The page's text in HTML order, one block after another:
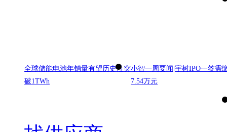
全球储能电池年销量有望历史性突
破1TWh
小智一周要闻|宇树IPO一签需
7.54万元